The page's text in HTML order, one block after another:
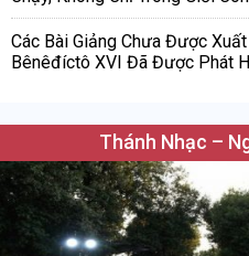
Các Bài Giảng Chưa Được
Bênêđíctô XVI Đã Được Phát
Thánh Nhạc –